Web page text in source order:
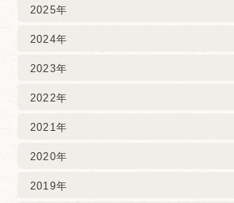
2025年
2024年
2023年
2022年
2021年
2020年
2019年